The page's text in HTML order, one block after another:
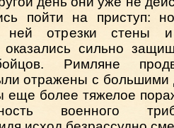
пойти на приступ:
ней отрезки стены и
оказались сильно
Римляне
отражены с большими
еще более тяжелое
военного